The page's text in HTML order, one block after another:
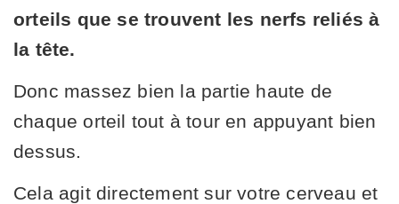
orteils que se trouvent les nerfs reliés à
la tête.
Donc massez bien la partie haute de
chaque orteil tout à tour en appuyant bien
dessus.
Cela agit directement sur votre cerveau et